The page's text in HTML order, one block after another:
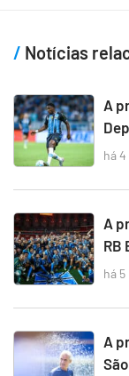
Notícias
A
há
A
RB
há 5
A